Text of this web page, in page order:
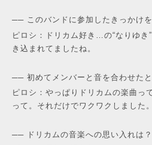
── このバンドに参加したきっかけを
ピロシ：ドリカム好き…の“なりゆき
き込まれてましたね。
── 初めてメンバーと音を合わせた
ピロシ：やっぱりドリカムの楽曲っ
って。それだけでワクワクしました。
── ドリカムの音楽への思い入れは？